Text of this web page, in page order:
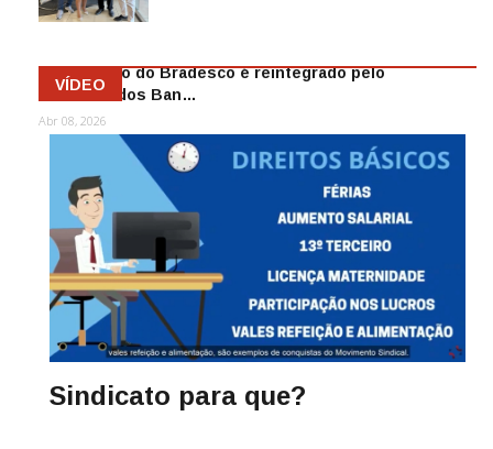
Mai 13, 2026
Funcionário do Bradesco é reintegrado pelo
Sindicato dos Ban…
Abr 08, 2026
VÍDEO
Sindicato para que?